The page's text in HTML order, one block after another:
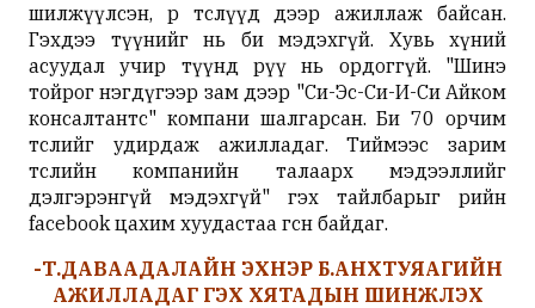
шилжүүлсэн, өөр төслүүд дээр ажиллаж байсан.
Гэхдээ түүнийг нь би мэдэхгүй. Хувь хүний
асуудал учир түүнд рүү нь ордоггүй. "Шинэ
тойрог нэгдүгээр зам дээр "Си-Эс-Си-И-Си Айком
консалтантс" компани шалгарсан. Би 70 орчим
төслийг удирдаж ажилладаг. Тиймээс зарим
төслийн компанийн талаарх мэдээллийг
дэлгэрэнгүй мэдэхгүй" гэх тайлбарыг өөрийн
facebook цахим хуудастаа өгсөн байдаг.
-Т.ДАВААДАЛАЙН ЭХНЭР Б.АНХТУЯАГИЙН
АЖИЛЛАДАГ ГЭХ ХЯТАДЫН ШИНЖЛЭХ